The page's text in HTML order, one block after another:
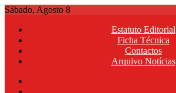
Skip
content
Sábado, Agosto 8
Estatuto Editorial
Ficha Técnica
Contactos
Arquivo Notícias